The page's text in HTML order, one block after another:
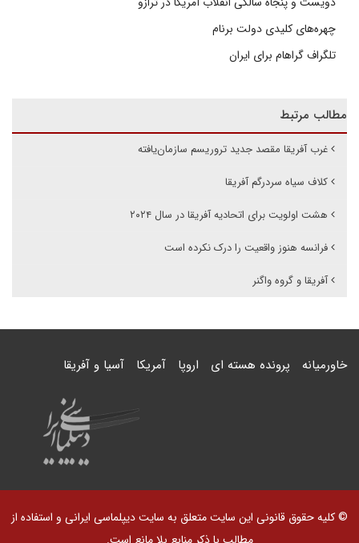
چهره‌های کلیدی دولت برنام
تلگراف گراهام برای ایران
مطالب مرتبط
غرب آفریقا مقصد جدید تروریسم سازمان‌یافته
کلاف سیاه سردرگم آفریقا
هشت اولویت برای اتحادیه آفریقا در سال ۲۰۲۴
فرانسه هنوز واقعیت را درک نکرده است
آفریقا و گروه واگنر
خاورمیانه پرونده هسته ای اروپا آمریکا آسیا و آفریقا
© کلیه حقوق قانونی این سایت متعلق به سایت دیپلماسی ایرانی و استفاده از